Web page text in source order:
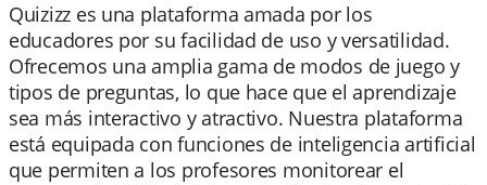
Quizizz es una plataforma amada por los
educadores por su facilidad de uso y versatilidad.
Ofrecemos una amplia gama de modos de juego y
tipos de preguntas, lo que hace que el aprendizaje
sea más interactivo y atractivo. Nuestra plataforma
está equipada con funciones de inteligencia artificial
que permiten a los profesores monitorear el